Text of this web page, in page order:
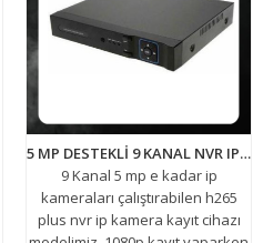
5 MP DESTEKLİ 9 KANAL NVR IP Kamera Kayıt Cihazı H-265 ARNA-4169
9 Kanal 5 mp e kadar ip
kameraları çalıştırabilen h265
plus nvr ip kamera kayıt cihazı